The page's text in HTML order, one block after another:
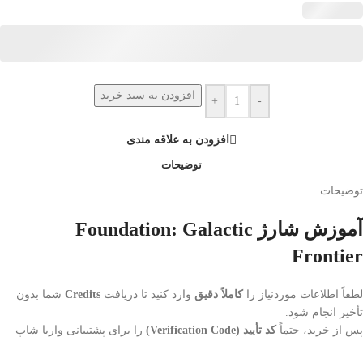
-
+ افزودن به سبد خرید
افزودن به علاقه مندی
توضیحات
توضیحات
آموزش شارژ Foundation: Galactic
Frontier
لطفاً اطلاعات موردنیاز را کاملاً دقیق وارد کنید تا دریافت Credits شما بدون
تأخیر انجام شود.
پس از خرید، حتماً کد تأیید (Verification Code)
را برای پشتیبانی واریا شاپ